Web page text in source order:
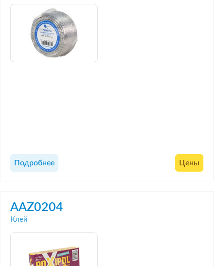
Подробнее Цены
AAZ0204
Клей